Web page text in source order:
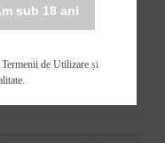
sub 18 ani
Termenii de Utilizare și
.